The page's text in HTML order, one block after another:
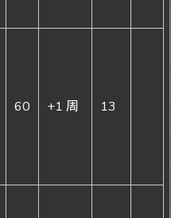
60 +1 周 13